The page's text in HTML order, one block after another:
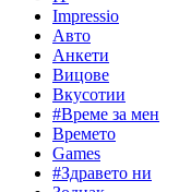
Impressio
Авто
Анкети
Вицове
Вкусотии
#Време за мен
Времето
Games
#Здравето ни